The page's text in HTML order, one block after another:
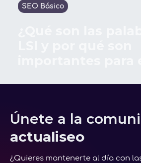
SEO Básico
Únete a la
actualiseo
¿Quieres mantenerte al día con